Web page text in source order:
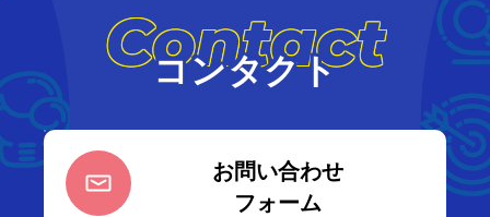
Contact
コンタクト
お問い合わせ
フォーム